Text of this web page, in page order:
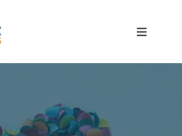
Toggle